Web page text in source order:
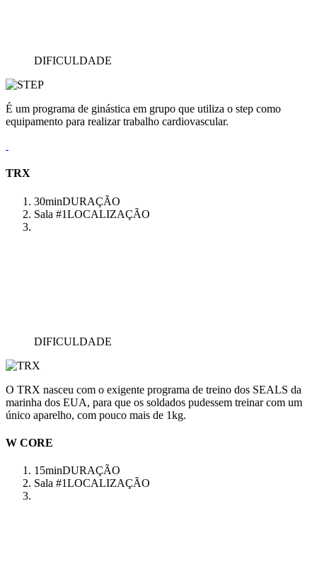
DIFICULDADE
É um programa de ginástica em grupo que utiliza o step como
equipamento para realizar trabalho cardiovascular.
TRX
30minDURAÇÃO
Sala #1LOCALIZAÇÃO
DIFICULDADE
O TRX nasceu com o exigente programa de treino dos SEALS da
marinha dos EUA, para que os soldados pudessem treinar com um
único aparelho, com pouco mais de 1kg.
W CORE
15minDURAÇÃO
Sala #1LOCALIZAÇÃO